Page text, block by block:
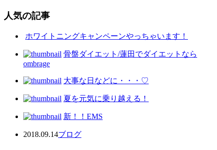
人気の記事
ホワイトニングキャンペーンやっちゃいます！
骨盤ダイエット/蓮田でダイエットなら
ombrage
大事な日などに・・・♡
夏を元気に乗り越える！
新！！EMS
2018.09.14ブログ